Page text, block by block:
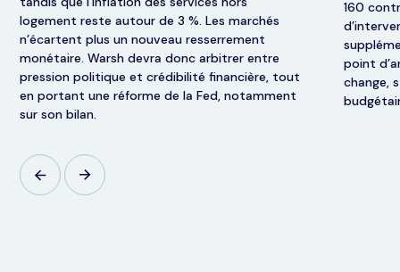
logement reste autour de 3 %. Les marchés
n’écartent plus un nouveau resserrement
monétaire. Warsh devra donc arbitrer entre
pression politique et crédibilité financière, tout
en portant une réforme de la Fed, notamment
sur son bilan.
160
point
change,